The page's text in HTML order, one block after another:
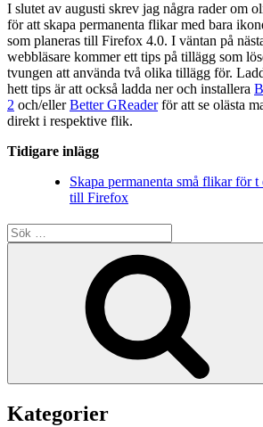
I slutet av augusti skrev jag några rader om
för att skapa permanenta flikar med bara
som planeras till Firefox 4.0. I väntan på
webbläsare kommer ett tips på tillägg som
tvungen att använda två olika tillägg för.
hett tips är att också ladda ner och installera
2 och/ellerBetter GReaderför att se olästa
direkt i respektive flik.
Tidigare inlägg
Skapa permanenta små flikar för
till Firefox
Sök
efter:
Kategorier